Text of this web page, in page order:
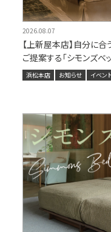
2026.08.07
【上新屋本店】自分に
ご提案する「シモンズベ
浜松本店 お知らせ イベン